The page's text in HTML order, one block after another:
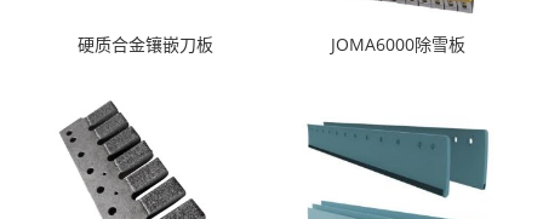
硬质合金镶嵌刀板 JOMA6000除雪板